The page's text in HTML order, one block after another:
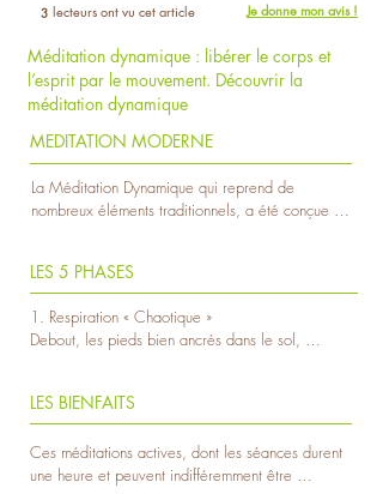
3 lecteurs ont vu cet article Je donne mon avis !
Méditation dynamique : libérer le corps et
l’esprit par le mouvement. Découvrir la
méditation dynamique
MEDITATION MODERNE
La Méditation Dynamique qui reprend de
nombreux éléments traditionnels, a été conçue
Elle permet de libérer rapidement tant les
tensions conséquences de notre rythme de vie
que celles liées à la répression de nos émotions.
Elle demande un investissement total et les
LES 5 PHASES
1. Respiration « Chaotique »
Debout, les pieds bien ancrés dans le sol,
impliquant tout le corps pendant 10 minutes.
2. Phase de catharsis
Les 10 minutes suivantes constituent la phase de
catharsis proprement dite : gesticulez, criez,
LES BIENFAITS
Ces méditations actives, dont les séances durent
une heure et peuvent indifféremment être